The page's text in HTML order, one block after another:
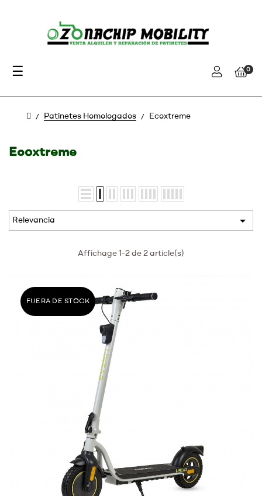
Navegación
palanca
☰ 0
Patinetes Homologados Ecoxtreme
Ecoxtreme
Relevancia 
Affichage 1-2 de 2 article(s)
FUERA DE STOCK